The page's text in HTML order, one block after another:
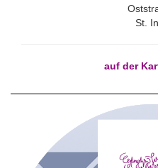
St.
auf der